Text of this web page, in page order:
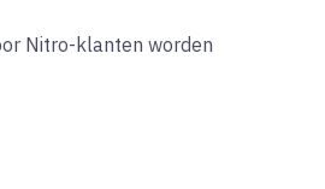
Nitro-klanten worden